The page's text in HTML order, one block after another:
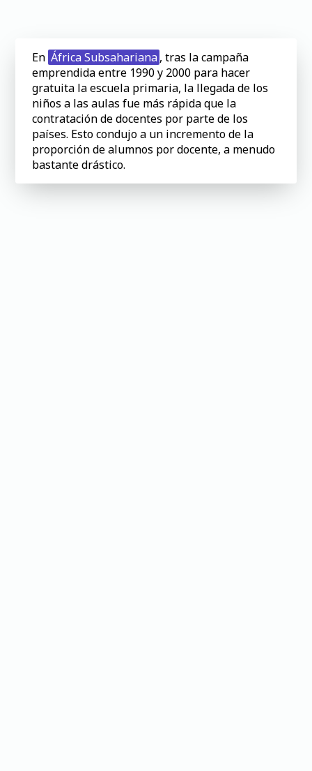
En África Subsahariana , tras la campaña
emprendida entre 1990 y 2000 para hacer
gratuita la escuela primaria, la llegada de los
niños a las aulas fue más rápida que la
contratación de docentes por parte de los
países. Esto condujo a un incremento de la
proporción de alumnos por docente, a menudo
bastante drástico.